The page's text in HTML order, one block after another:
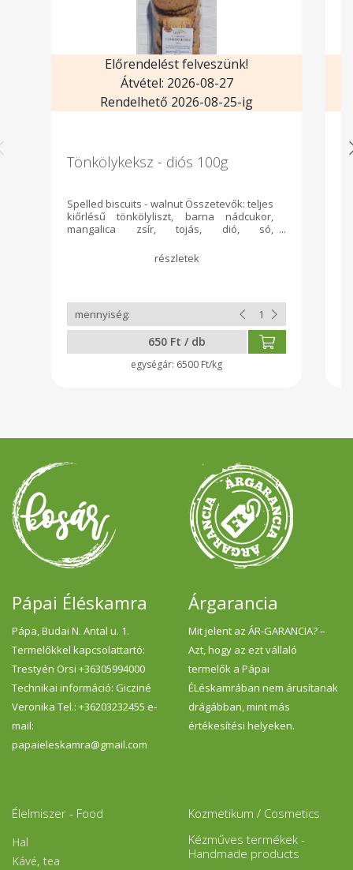
Előrendelést felveszünk!
Átvétel: 2026-08-27
Rendelhető 2026-08-25-ig
Tönkölykeksz - diós 100g
Spelled biscuits - walnut Összetevők: teljes
kiőrlésű tönkölyliszt, barna nádcukor,
mangalica zsír, tojás, dió, só,
650 Ft / db
6500 Ft/kg
Pápai Éléskamra
Pápa, Budai N. Antal u. 1.
Termelőkkel kapcsolattartó:
Trestyén Orsi +36305994000
Technikai információ: Gicziné
Veronika Tel.: +36203232455 e-
mail:
papaieleskamra@gmail.com
Árgarancia
Mit jelent az ÁR-GARANCIA? –
Azt, hogy az ezt vállaló
termelők a Pápai
ÉLéskamrában nem árusítanak
drágábban, mint más
értékesítési helyeken.
Élelmiszer - Food
Hal
Kávé, tea
Kozmetikum / Cosmetics
Kézműves termékek -
Handmade products